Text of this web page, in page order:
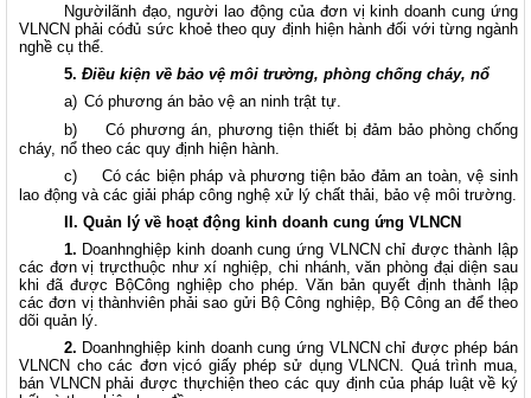
Ngườilãnh đạo, người lao động của đơn vị kinh doanh cung ứng
VLNCN phải cóđủ sức khoẻ theo quy định hiện hành đối với từng ngành
nghề cụ thể.
5. Điều kiện về bảo vệ môi trường, phòng chống cháy, nổ
a) Có phương án bảo vệ an ninh trật tự.
b)
Có phương án, phương tiện thiết bị đảm bảo phòng chống
cháy, nổ theo các quy định hiện hành.
c)
Có các biện pháp và phương tiện bảo đảm an toàn, vệ sinh
lao động và các giải pháp công nghệ xử lý chất thải, bảo vệ môi trường.
II. Quản lý về hoạt động kinh doanh cung ứng VLNCN
1. Doanhnghiệp kinh doanh cung ứng VLNCN chỉ được thành lập
các đơn vị trựcthuộc như xí nghiệp, chi nhánh, văn phòng đại diện sau
khi đã được BộCông nghiệp cho phép. Văn bản quyết định thành lập
các đơn vị thànhviên phải sao gửi Bộ Công nghiệp, Bộ Công an để theo
dõi quản lý.
2. Doanhnghiệp kinh doanh cung ứng VLNCN chỉ được phép bán
VLNCN cho các đơn vịcó giấy phép sử dụng VLNCN. Quá trình mua,
bán VLNCN phải được thựchiện theo các quy định của pháp luật về ký